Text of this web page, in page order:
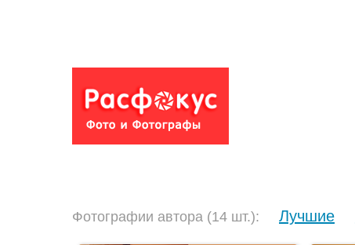
Фотографии автора (14 шт.): Лучшие